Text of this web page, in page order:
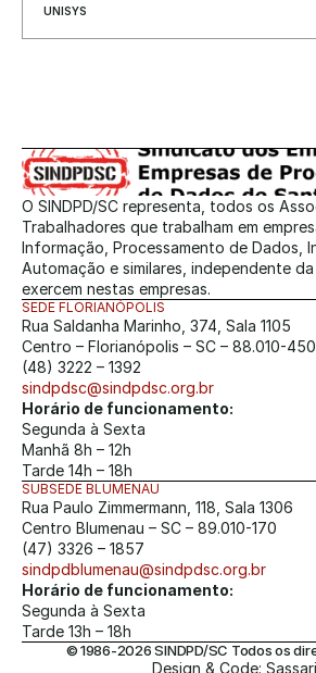
UNISYS
O SINDPD/SC representa, todos os
Trabalhadores que trabalham em
Informação, Processamento de Dados,
Automação e similares, independente
exercem nestas empresas.
SEDE FLORIANÓPOLIS
Rua Saldanha Marinho, 374, Sala 1105
Centro – Florianópolis – SC – 88.010-450
(48) 3222 – 1392
sindpdsc@sindpdsc.org.br
Horário de funcionamento:
Segunda à Sexta
Manhã 8h – 12h
Tarde 14h – 18h
SUBSEDE BLUMENAU
Rua Paulo Zimmermann, 118, Sala 1306
Centro Blumenau – SC – 89.010-170
(47) 3326 – 1857
sindpdblumenau@sindpdsc.org.br
Horário de funcionamento:
Segunda à Sexta
Tarde 13h – 18h
© 1986-2026 SINDPD/SC Todos os
Design & Code: